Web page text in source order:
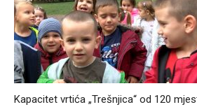
Kapacitet vrtića „Trešnjica“ od 120